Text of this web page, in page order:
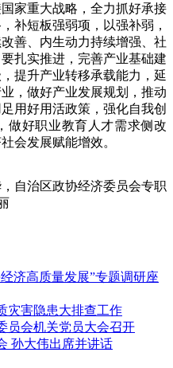
家重大战略，全力抓好承接
补短板强弱项，以强补弱，
善、内生动力持续增强、社
扎实推进，完善产业基础建
提升产业转移承载能力，延
，做好产业发展规划，推动
用好用活政策，强化自我创
做好职业教育人才需求侧改
会发展赋能增效。
治区政协经济委员会专职
济高质量发展”专题调研座
灾害隐患大排查工作
员会机关党员大会召开
孙大伟出席并讲话